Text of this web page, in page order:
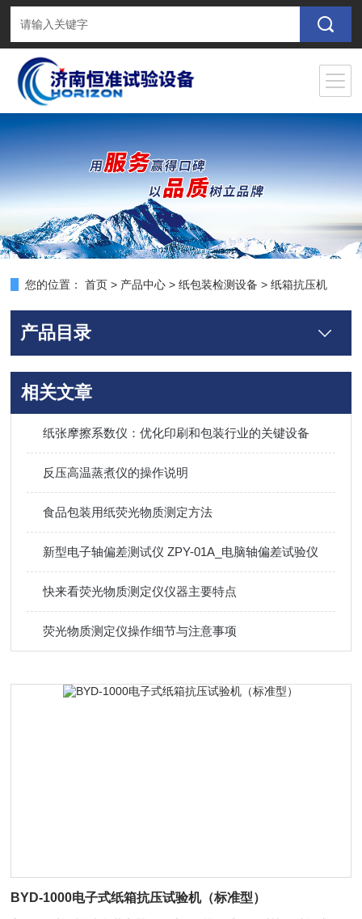
您的位置： 首页 > 产品中心 >纸包装检测设备 >纸箱抗压机
产品目录
相关文章
纸张摩擦系数仪：优化印刷和包装行业的关键设备
反压高温蒸煮仪的操作说明
食品包装用纸荧光物质测定方法
新型电子轴偏差测试仪 ZPY-01A_电脑轴偏差试验仪
快来看荧光物质测定仪仪器主要特点
荧光物质测定仪操作细节与注意事项
BYD-1000电子式纸箱抗压试验机（标准型）